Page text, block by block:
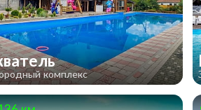
комплекс